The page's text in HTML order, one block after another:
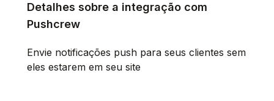
Detalhes sobre a integração com
Pushcrew
Envie notificações push para seus clientes sem
eles estarem em seu site